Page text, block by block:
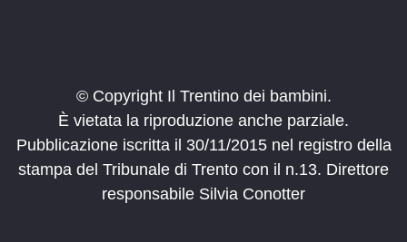
© Copyright Il Trentino dei bambini.
È vietata la riproduzione anche parziale.
Pubblicazione iscritta il 30/11/2015 nel registro della
stampa del Tribunale di Trento con il n.13. Direttore
responsabile Silvia Conotter